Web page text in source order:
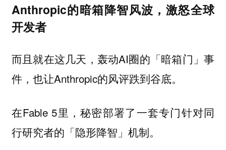
Anthropic的暗箱降智风波，激怒全球
开发者
而且就在这几天，轰动AI圈的「暗箱门」事
件，也让Anthropic的风评跌到谷底。
在Fable 5里，秘密部署了一套专门针对同
行研究者的「隐形降智」机制。